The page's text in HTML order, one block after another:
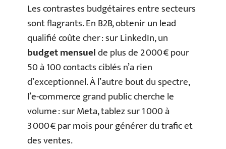
Les contrastes budgétaires entre secteurs
sont flagrants. En B2B, obtenir un lead
qualifié coûte cher : sur LinkedIn, un
budget mensuelde plus de 2 000 € pour
50 à 100 contacts ciblés n’a rien
d’exceptionnel. À l’autre bout du spectre,
l’e-commerce grand public cherche le
volume : sur Meta, tablez sur 1 000 à
3 000 € par mois pour générer du trafic et
des ventes.